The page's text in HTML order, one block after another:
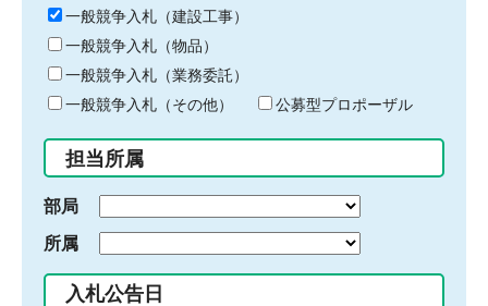
キ
ー
ワ
ー
ド
入
力
一般競争入札（建設工事）
一般競争入札（物品）
一般競争入札（業務委託）
一般競争入札（その他）
公募型プロポーザル
担当所属
部局
所属
入札公告日